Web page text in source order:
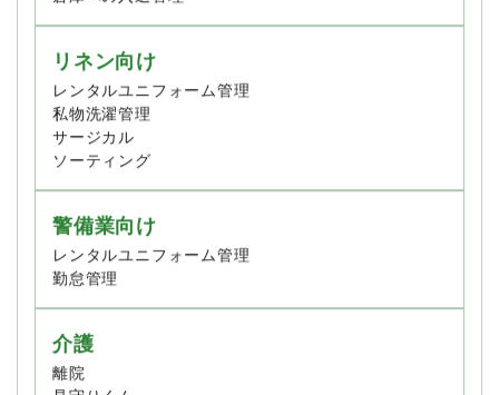
リネン向け
レンタルユニフォーム管理
私物洗濯管理
サージカル
ソーティング
警備業向け
レンタルユニフォーム管理
勤怠管理
介護
フォークリフトの管理
倉庫への入退管理